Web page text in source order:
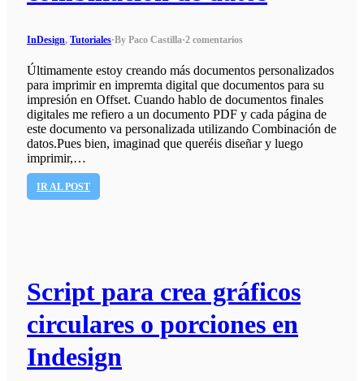
InDesign, Tutoriales·By Paco Castilla·2 comentarios
Últimamente estoy creando más documentos personalizados
para imprimir en impremta digital que documentos para su
impresión en Offset. Cuando hablo de documentos finales
digitales me refiero a un documento PDF y cada página de
este documento va personalizada utilizando Combinación de
datos.Pues bien, imaginad que queréis diseñar y luego
imprimir,…
IR AL POST
Script para crea gráficos
circulares o porciones en
Indesign